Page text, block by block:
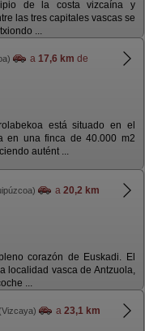
de la costa vizcaína y
las tres capitales vascas se
...
a 17,6 km de
está situado en el
en una finca de 40.000 m2
autént ...
a 20,2 km
corazón de Euskadi. El
localidad vasca de Antzuola,
...
a 23,1 km